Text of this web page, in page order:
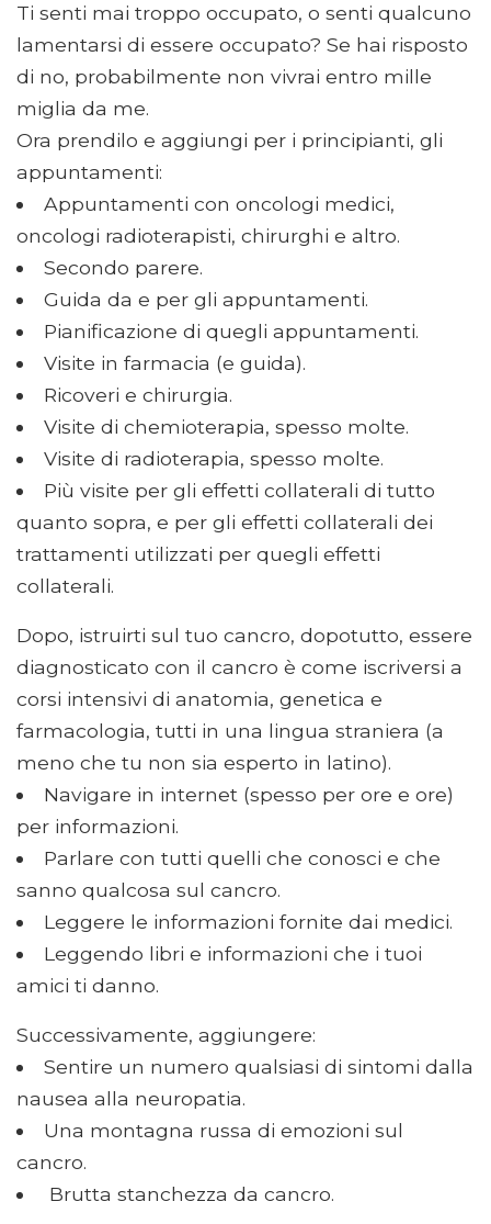
Ti senti mai troppo occupato, o senti qualcuno
lamentarsi di essere occupato? Se hai risposto
di no, probabilmente non vivrai entro mille
miglia da me.
Ora prendilo e aggiungi per i principianti, gli
appuntamenti:
Appuntamenti con oncologi medici,
oncologi radioterapisti, chirurghi e altro.
Secondo parere.
Guida da e per gli appuntamenti.
Pianificazione di quegli appuntamenti.
Visite in farmacia (e guida).
Ricoveri e chirurgia.
Visite di chemioterapia, spesso molte.
Visite di radioterapia, spesso molte.
Più visite per gli effetti collaterali di tutto
quanto sopra, e per gli effetti collaterali dei
trattamenti utilizzati per quegli effetti
collaterali.
Dopo, istruirti sul tuo cancro, dopotutto, essere
diagnosticato con il cancro è come iscriversi a
corsi intensivi di anatomia, genetica e
farmacologia, tutti in una lingua straniera (a
meno che tu non sia esperto in latino).
Navigare in internet (spesso per ore e ore)
per informazioni.
Parlare con tutti quelli che conosci e che
sanno qualcosa sul cancro.
Leggere le informazioni fornite dai medici.
Leggendo libri e informazioni che i tuoi
amici ti danno.
Successivamente, aggiungere:
Sentire un numero qualsiasi di sintomi dalla
nausea alla neuropatia.
Una montagna russa di emozioni sul
cancro.
Brutta stanchezza da cancro.